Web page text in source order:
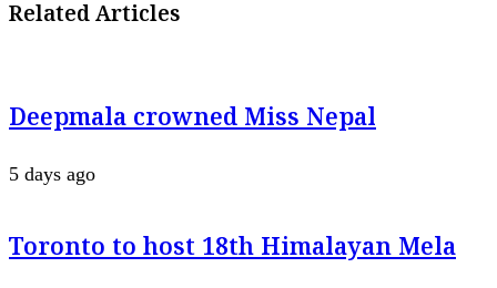
Related Articles
Deepmala crowned Miss Nepal
5 days ago
Toronto to host 18th Himalayan Mela